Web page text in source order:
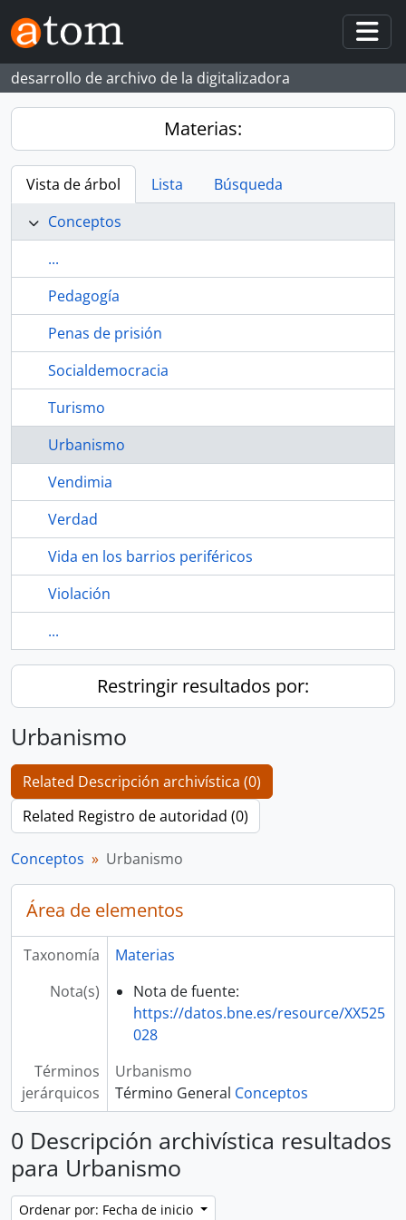
Skip to main content
desarrollo de archivo de la digitalizadora
Materias:
Vista de árbol Lista
Búsqueda
Conceptos
...
Pedagogía
Penas de prisión
Socialdemocracia
Turismo
Urbanismo
Vendimia
Verdad
Vida en los barrios periféricos
Violación
...
Restringir resultados por:
Urbanismo
Related Descripción archivística (0)
Related Registro de autoridad (0)
Conceptos Urbanismo
Área de elementos
Taxonomía
Materias
Nota(s)
Nota de fuente:
https://datos.bne.es/resource/XX525
028
Términos
jerárquicos
Urbanismo
Término General Conceptos
0 Descripción archivística resultados
para Urbanismo
Ordenar por: Fecha de inicio